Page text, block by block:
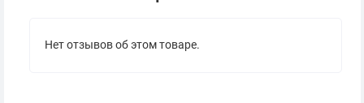
Нет отзывов об этом товаре.